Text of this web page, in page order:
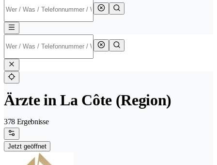
Ärzte in La Côte (Region)
378 Ergebnisse
Jetzt geöffnet